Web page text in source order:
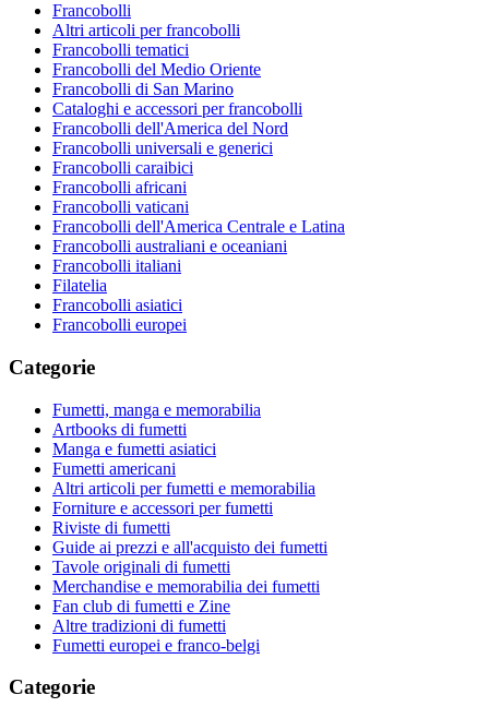
Francobolli
Altri articoli per francobolli
Francobolli tematici
Francobolli del Medio Oriente
Francobolli di San Marino
Cataloghi e accessori per francobolli
Francobolli dell'America del Nord
Francobolli universali e generici
Francobolli caraibici
Francobolli africani
Francobolli vaticani
Francobolli dell'America Centrale e Latina
Francobolli australiani e oceaniani
Francobolli italiani
Filatelia
Francobolli asiatici
Francobolli europei
Categorie
Fumetti, manga e memorabilia
Artbooks di fumetti
Manga e fumetti asiatici
Fumetti americani
Altri articoli per fumetti e memorabilia
Forniture e accessori per fumetti
Riviste di fumetti
Guide ai prezzi e all'acquisto dei fumetti
Tavole originali di fumetti
Merchandise e memorabilia dei fumetti
Fan club di fumetti e Zine
Altre tradizioni di fumetti
Fumetti europei e franco-belgi
Categorie